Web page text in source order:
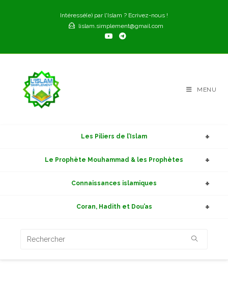
Intéressé(e) par l'Islam ? Ecrivez-nous !
lislam.simplement@gmail.com
MENU
Les Piliers de l’Islam
Le Prophète Mouhammad & les Prophètes
Connaissances islamiques
Coran, Hadith et Dou’as